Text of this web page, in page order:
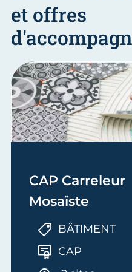
et offres
CAP Carreleur
Mosaïste
BÂTIMENT
CAP